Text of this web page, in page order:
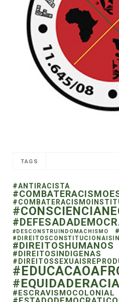
TAGS
#ANTIRACISTA
#DESCONSTRUINDOMACHISMO
#DIREITOSHUMANOS
#DIREITOSINDIGENAS
#ESCRAVISMOCOLONIAL